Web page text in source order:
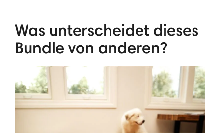
Was unterscheidet dieses
Bundle von anderen?